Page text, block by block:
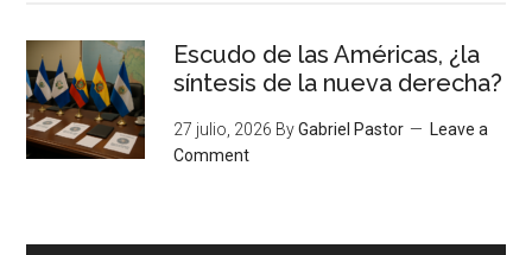
Escudo de las Américas, ¿la
síntesis de la nueva derecha?
27 julio, 2026 ByGabriel Pastor
Leave a
Comment